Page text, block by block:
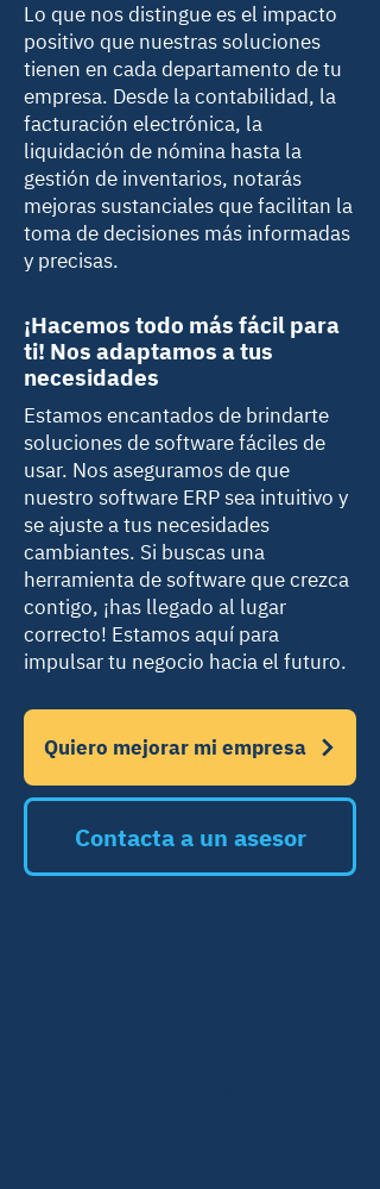
Lo que nos distingue es el impacto
positivo que nuestras soluciones
tienen en cada departamento de tu
empresa. Desde la contabilidad, la
facturación electrónica, la
liquidación de nómina hasta la
gestión de inventarios, notarás
mejoras sustanciales que facilitan la
toma de decisiones más informadas
y precisas.
¡Hacemos todo más fácil para
ti! Nos adaptamos a tus
necesidades
Estamos encantados de brindarte
soluciones de software fáciles de
usar. Nos aseguramos de que
nuestro software ERP sea intuitivo y
se ajuste a tus necesidades
cambiantes. Si buscas una
herramienta de software que crezca
contigo, ¡has llegado al lugar
correcto! Estamos aquí para
impulsar tu negocio hacia el futuro.
Quiero mejorar mi empresa
Contacta a un asesor